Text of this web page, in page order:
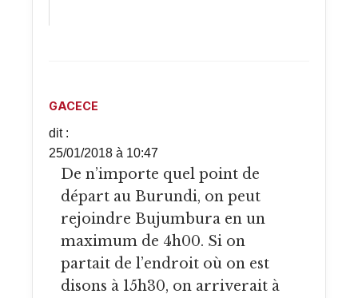
GACECE
dit :
25/01/2018 à 10:47
De n’importe quel point de
départ au Burundi, on peut
rejoindre Bujumbura en un
maximum de 4h00. Si on
partait de l’endroit où on est
disons à 15h30, on arriverait à